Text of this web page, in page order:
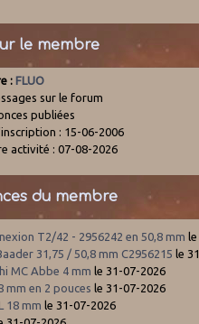
le membre
: FLUO
sur le forum
publiées
: 15-06-2006
activité : 07-08-2026
du membre
T2/42 - 2956242 en 50,8 mm
31,75 / 50,8 mm C2956215 le
MC Abbe 4 mm le 31-07-2026
mm en 2 pouces le 31-07-2026
18 mm le 31-07-2026